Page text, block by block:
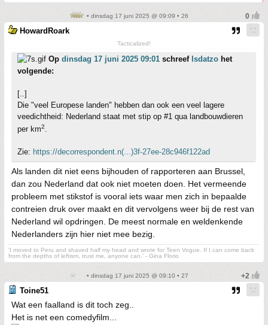
• dinsdag 17 juni 2025 @ 09:09 • 26
HowardRoark
Tacticalized!
Op dinsdag 17 juni 2025 09:01 schreef Isdatzo het
volgende:
[..]
Die "veel Europese landen" hebben dan ook een veel lagere
veedichtheid: Nederland staat met stip op #1 qua landbouwdieren
per km2
Zie: https://decorrespondent.n(...)3f-27ee-28c946f122ad
Als landen dit niet eens bijhouden of rapporteren aan Brussel,
dan zou Nederland dat ook niet moeten doen. Het vermeende
probleem met stikstof is vooral iets waar men zich in bepaalde
contreien druk over maakt en dit vervolgens weer bij de rest van
Nederland wil opdringen. De meest normale en weldenkende
Nederlanders zijn hier niet mee bezig.
'I moved to Peru and shaved half my head and wrote for Teen Vogue. If I can come back
from the depths of leftism, trust me, anyone can.' - Gina Florio
• dinsdag 17 juni 2025 @ 09:10 • 27
Toine51
Wat een faalland is dit toch zeg..
Het is net een comedyfilm...